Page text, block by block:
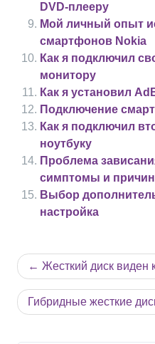
DVD-плееру
Мой личный опыт
смартфонов Nokia
Как я подключил
монитору
Как я установил
Подключение
Как я подключил
ноутбуку
Проблема
симптомы и
Выбор
настройка
Навигация
по
записям
Жесткий диск
Гибридные жесткие